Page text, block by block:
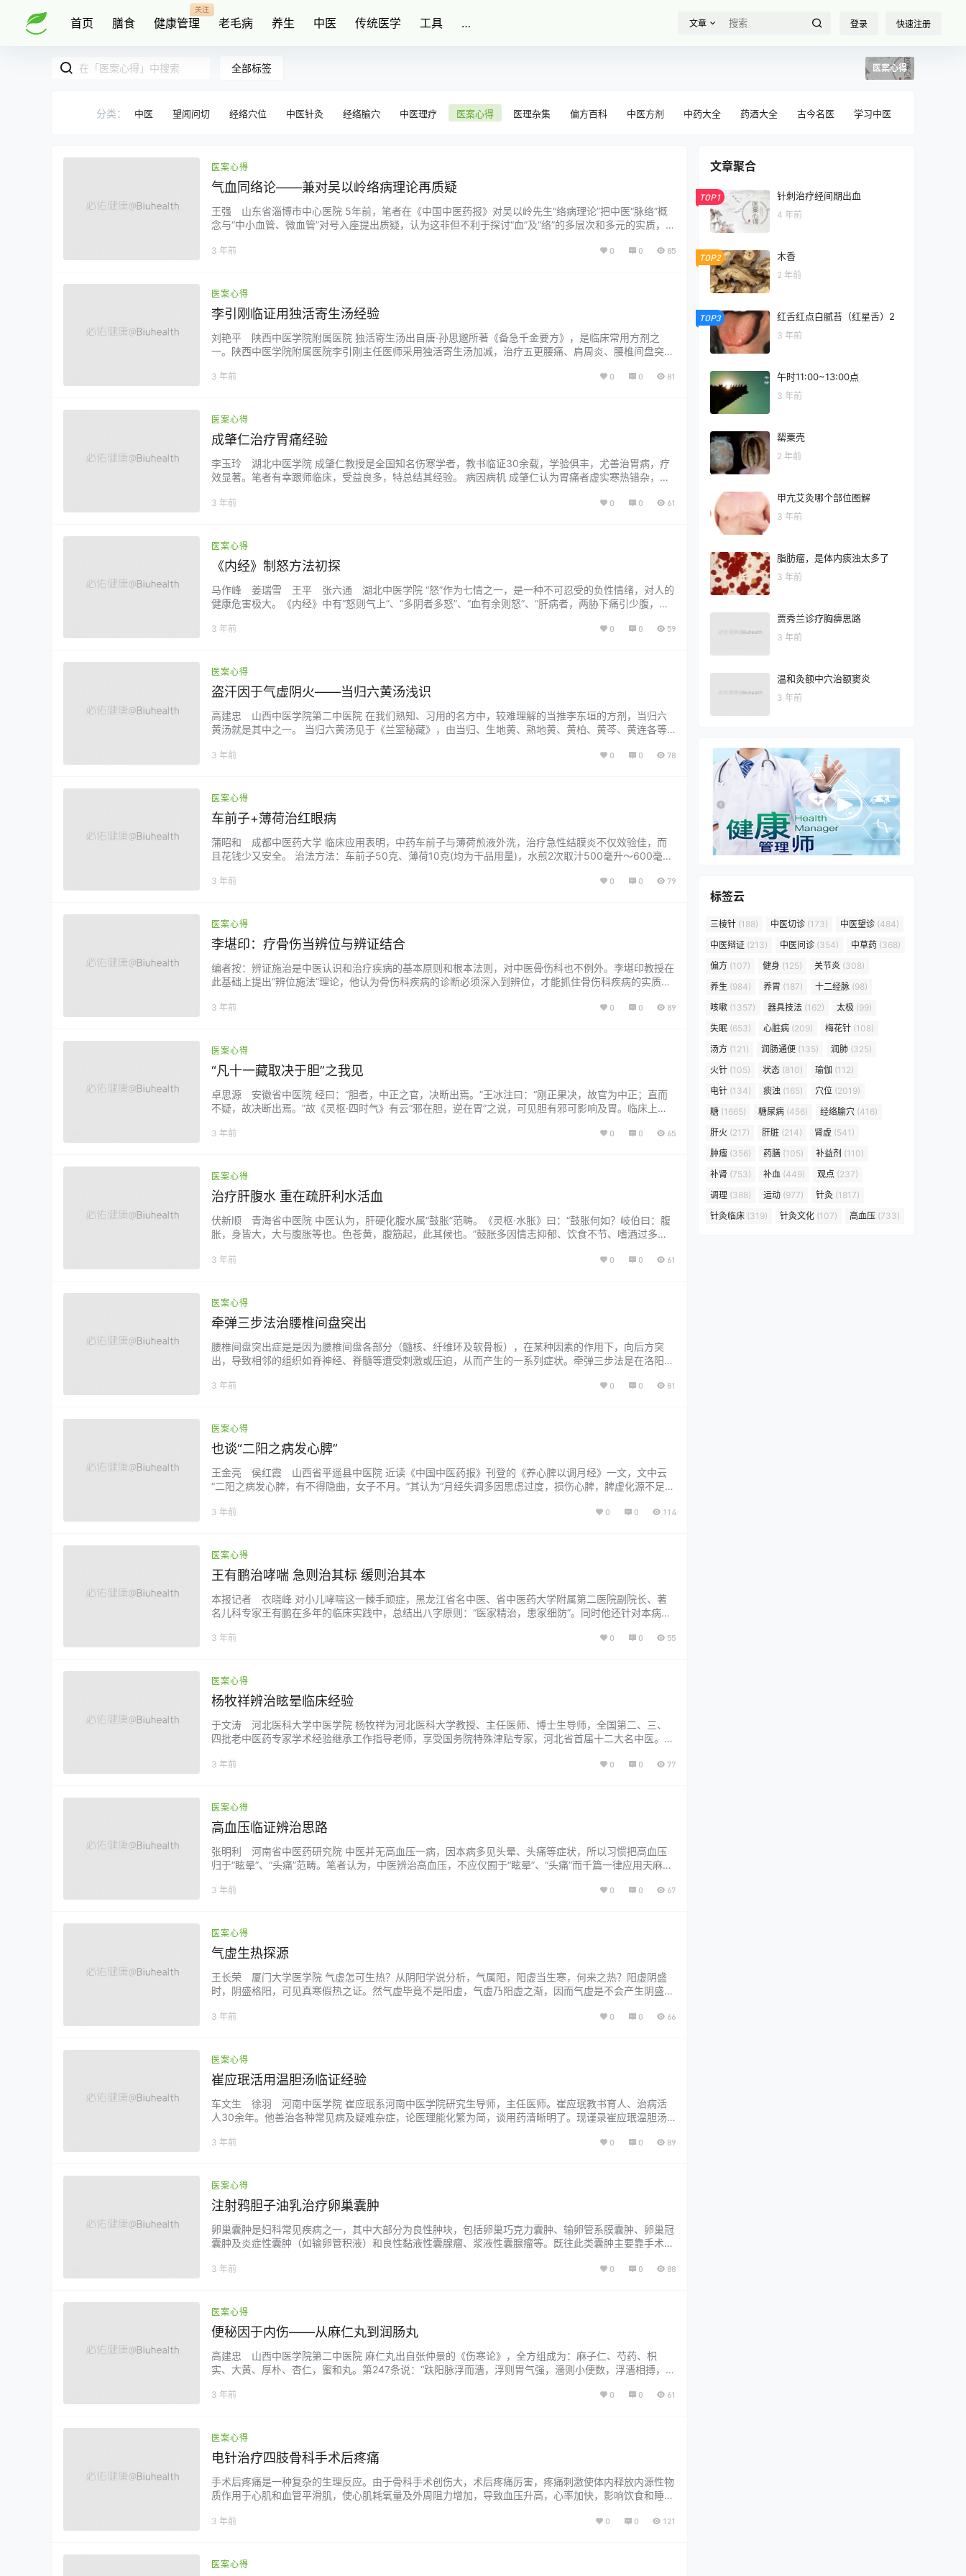
首页 膳食 健康管理
关注
老毛病 养生 中医 传统医学 工具 … 文章 登录 快速注册
全部标签 医案心得
分类： 中医 望闻问切 经络穴位 中医针灸 经络腧穴 中医理疗 医案心得 医理杂集 偏方百科 中医方剂 中药大全 药酒大全 古今名医 学习中医
医案心得
气血同络论——兼对吴以岭络病理论再质疑
王强 山东省淄博市中心医院 5年前，笔者在《中国中医药报》对吴以岭先生“络病理论”把中医“脉络”概
念与“中小血管、微血管”对号入座提出质疑，认为这非但不利于探讨“血”及“络”的多层次和多元的实质，也
络）”说提出质疑。 《内经》本无“气络”之说，后世所提出的“气络”概念之实质，因其所指的“气”的内
3 年前 0 0 85
医案心得
李引刚临证用独活寄生汤经验
刘艳平 陕西中医学院附属医院 独活寄生汤出自唐·孙思邈所著《备急千金要方》，是临床常用方剂之
一。陕西中医学院附属医院李引刚主任医师采用独活寄生汤加减，治疗五更腰痛、肩周炎、腰椎间盘突出
07年3月2日初诊。 五更腰痛1年，加重1月。1年前因生气后出现腰痛，每于晨时四五点钟发作，自行贴
3 年前 0 0 81
医案心得
成肇仁治疗胃痛经验
李玉玲 湖北中医学院 成肇仁教授是全国知名伤寒学者，教书临证30余载，学验俱丰，尤善治胃病，疗
效显著。笔者有幸跟师临床，受益良多，特总结其经验。 病因病机 成肇仁认为胃痛者虚实寒热错杂，但
发为胃脘痞胀不适或疼痛。脾虚不能胃为行其津液，水液并走于大肠则便溏，水湿内阻故舌淡胖苔白腻。
3 年前 0 0 61
医案心得
《内经》制怒方法初探
马作峰 姜瑞雪 王平 张六通 湖北中医学院 “怒”作为七情之一，是一种不可忍受的负性情绪，对人的
健康危害极大。《内经》中有“怒则气上”、“多阴者多怒”、“血有余则怒”、“肝病者，两胁下痛引少腹，令
由于怒对人体的影响以消极为主，所以研究制怒方法对于养生保健具有较大的理论意义和较高的实践价
3 年前 0 0 59
医案心得
盗汗因于气虚阴火——当归六黄汤浅识
高建忠 山西中医学院第二中医院 在我们熟知、习用的名方中，较难理解的当推李东垣的方剂，当归六
黄汤就是其中之一。 当归六黄汤见于《兰室秘藏》，由当归、生地黄、熟地黄、黄柏、黄芩、黄连各等
之主方。当代医家也有将其主治范围扩大到自汗以及其他杂病方面。 对于本方的主治，历代医家几乎众
3 年前 0 0 78
医案心得
车前子+薄荷治红眼病
蒲昭和 成都中医药大学 临床应用表明，中药车前子与薄荷煎液外洗，治疗急性结膜炎不仅效验佳，而
且花钱少又安全。 治法方法：车前子50克、薄荷10克(均为干品用量)，水煎2次取汁500毫升～600毫
5次。患者一般3～5天即可痊愈。 车前子，味甘性寒，有清肝明目、凉血祛痰、清热利尿等功效。车前
3 年前 0 0 79
医案心得
李堪印：疗骨伤当辨位与辨证结合
编者按：辨证施治是中医认识和治疗疾病的基本原则和根本法则，对中医骨伤科也不例外。李堪印教授在
此基础上提出“辨位施法”理论，他认为骨伤科疾病的诊断必须深入到辨位，才能抓住骨伤科疾病的实质。
延伸。 刘德玉 张根印 袁普卫 陕西中医学院骨伤研究所 李堪印为全国第二批老中医药专家学术经验
3 年前 0 0 89
医案心得
“凡十一藏取决于胆”之我见
卓思源 安徽省中医院 经曰：“胆者，中正之官，决断出焉。”王冰注曰：“刚正果决，故官为中正；直而
不疑，故决断出焉。”故《灵枢·四时气》有云“邪在胆，逆在胃”之说，可见胆有邪可影响及胃。临床上某
志变动有关，其病机为气机郁结、肝胆失于疏泄、进而殃及脾胃的升降。 病起于肝胆，症见于脾胃，盖
3 年前 0 0 65
医案心得
治疗肝腹水 重在疏肝利水活血
伏新顺 青海省中医院 中医认为，肝硬化腹水属“鼓胀”范畴。《灵枢·水胀》曰：“鼓胀何如？岐伯曰：腹
胀，身皆大，大与腹胀等也。色苍黄，腹筋起，此其候也。”鼓胀多因情志抑郁、饮食不节、嗜酒过多等
当以疏肝健脾、利水消胀、软坚活血为基本疗法。 笔者临床自拟消鼓除胀汤：生牡蛎30g，制鳖甲15g，
3 年前 0 0 61
医案心得
牵弹三步法治腰椎间盘突出
腰椎间盘突出症是是因为腰椎间盘各部分（髓核、纤维环及软骨板），在某种因素的作用下，向后方突
出，导致相邻的组织如脊神经、脊髓等遭受刺激或压迫，从而产生的一系列症状。牵弹三步法是在洛阳平
主，综合治疗腰椎间盘突出症的一套方法。该方法经十余年来近千例患者的临床验证，安全有效，具有疗
3 年前 0 0 81
医案心得
也谈“二阳之病发心脾”
王金亮 侯红霞 山西省平遥县中医院 近读《中国中医药报》刊登的《养心脾以调月经》一文，文中云
“二阳之病发心脾，有不得隐曲，女子不月。”其认为“月经失调多因思虑过度，损伤心脾，脾虚化源不足，
心经、足太阴脾经均为“二阴”，何来二阳之说？余即重温旧课，查阅资料，以求正解。 《素问·阴阳别
3 年前 0 0 114
医案心得
王有鹏治哮喘 急则治其标 缓则治其本
本报记者 衣晓峰 对小儿哮喘这一棘手顽症，黑龙江省名中医、省中医药大学附属第二医院副院长、著
名儿科专家王有鹏在多年的临床实践中，总结出八字原则：“医家精治，患家细防”。同时他还针对本病提
稳等3期，并归纳出“医家精治，患家细防”等8字心得。在发作期中，他根据中医整体辨证思想，将小儿哮
3 年前 0 0 55
医案心得
杨牧祥辨治眩晕临床经验
于文涛 河北医科大学中医学院 杨牧祥为河北医科大学教授、主任医师、博士生导师，全国第二、三、
四批老中医药专家学术经验继承工作指导老师，享受国务院特殊津贴专家，河北省首届十二大名中医。他
其辨治眩晕的临床经验简介如下。 眩晕为临床常见病症，中老年人多发，可见于高血压病、颈椎病、高
3 年前 0 0 77
医案心得
高血压临证辨治思路
张明利 河南省中医药研究院 中医并无高血压一病，因本病多见头晕、头痛等症状，所以习惯把高血压
归于“眩晕”、“头痛”范畴。笔者认为，中医辨治高血压，不应仅囿于“眩晕”、“头痛”而千篇一律应用天麻钩
二仙灵 汪某，女，48岁，2006年3月6日来诊，诉：近半年以来血压偏高，波动在145～160/95～100
3 年前 0 0 67
医案心得
气虚生热探源
王长荣 厦门大学医学院 气虚怎可生热？从阴阳学说分析，气属阳，阳虚当生寒，何来之热？阳虚阴盛
时，阴盛格阳，可见真寒假热之证。然气虚毕竟不是阳虚，气虚乃阳虚之渐，因而气虚是不会产生阴盛格
了。 “气虚生热”理论最早渊源于《内经》，在《素问·调经论》中就提出因劳倦太过，损伤脾气，气虚而
3 年前 0 0 66
医案心得
崔应珉活用温胆汤临证经验
车文生 徐羽 河南中医学院 崔应珉系河南中医学院研究生导师，主任医师。崔应珉教书育人、治病活
人30余年。他善治各种常见病及疑难杂症，论医理能化繁为简，谈用药清晰明了。现谨录崔应珉温胆汤
的《外台秘要》中均有记载，《外台秘要》言其出于南北朝姚僧垣所撰的《集验方》，由半夏、枳实、陈
3 年前 0 0 89
医案心得
注射鸦胆子油乳治疗卵巢囊肿
卵巢囊肿是妇科常见疾病之一，其中大部分为良性肿块，包括卵巢巧克力囊肿、输卵管系膜囊肿、卵巢冠
囊肿及炎症性囊肿（如输卵管积液）和良性黏液性囊腺瘤、浆液性囊腺瘤等。既往此类囊肿主要靠手术治
全摘除较困难，囊肿易破裂造成扩散，而单纯药物治疗如囊肿直径>2厘米，很难使囊肿消失，而且手术
3 年前 0 0 88
医案心得
便秘因于内伤——从麻仁丸到润肠丸
高建忠 山西中医学院第二中医院 麻仁丸出自张仲景的《伤寒论》，全方组成为：麻子仁、芍药、枳
实、大黄、厚朴、杏仁，蜜和丸。第247条说：“趺阳脉浮而濇，浮则胃气强，濇则小便数，浮濇相搏，大
活、桃仁、麻子仁，炼蜜为丸。“治饮食劳倦，大便秘涩，或干燥闭塞不通，全不思食，乃风结、血结，
3 年前 0 0 61
医案心得
电针治疗四肢骨科手术后疼痛
手术后疼痛是一种复杂的生理反应。由于骨科手术创伤大，术后疼痛厉害，疼痛刺激使体内释放内源性物
质作用于心肌和血管平滑肌，使心肌耗氧量及外周阻力增加，导致血压升高，心率加快，影响饮食和睡
实践证明针刺内麻点具有活血化瘀、疏通经络的作用，经络、气血畅通，使用电针刺激内麻可以达到四肢
3 年前 0 0 121
医案心得
文章聚合
TOP1 针刺治疗经间期出血
4 年前
TOP2 木香
2 年前
TOP3 红舌红点白腻苔（红星舌）2
3 年前
午时11:00~13:00点
3 年前
罂粟壳
2 年前
甲亢艾灸哪个部位图解
3 年前
脂肪瘤，是体内痰浊太多了
3 年前
贾秀兰诊疗胸痹思路
3 年前
温和灸额中穴治额窦炎
3 年前
标签云
三棱针 (188) 中医切诊 (173) 中医望诊 (484)
中医辩证 (213) 中医问诊 (354) 中草药 (368)
偏方 (107) 健身 (125) 关节炎 (308)
养生 (984) 养胃 (187) 十二经脉 (98)
咳嗽 (1357) 器具技法 (162) 太极 (99)
失眠 (653) 心脏病 (209) 梅花针 (108)
汤方 (121) 润肠通便 (135) 润肺 (325)
火针 (105) 状态 (810) 瑜伽 (112)
电针 (134) 痰浊 (165) 穴位 (2019)
糖 (1665) 糖尿病 (456) 经络腧穴 (416)
肝火 (217) 肝脏 (214) 肾虚 (541)
肿瘤 (356) 药膳 (105) 补益剂 (110)
补肾 (753) 补血 (449) 观点 (237)
调理 (388) 运动 (977) 针灸 (1817)
针灸临床 (319) 针灸文化 (107) 高血压 (733)